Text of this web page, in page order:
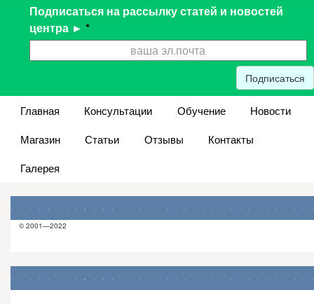
Подписаться на рассылку статей и новостей
центра ► *
Подписаться
Главная Консультации Обучение
Новости
Магазин
Статьи Отзывы
Контакты
Галерея
© 2001—2022